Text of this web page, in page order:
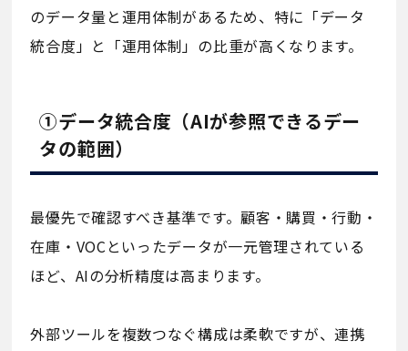
のデータ量と運用体制があるため、特に「データ
統合度」と「運用体制」の比重が高くなります。
①データ統合度（AIが参照できるデー
タの範囲）
最優先で確認すべき基準です。顧客・購買・行動・
在庫・VOCといったデータが一元管理されている
ほど、AIの分析精度は高まります。
外部ツールを複数つなぐ構成は柔軟ですが、連携